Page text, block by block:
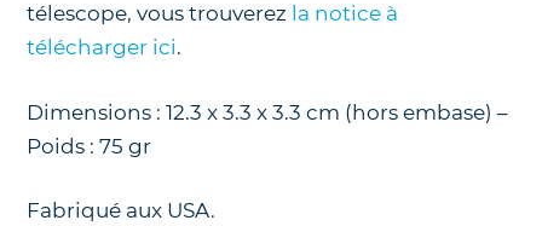
télescope, vous trouverez la notice à
télécharger ici.
Dimensions : 12.3 x 3.3 x 3.3 cm (hors embase) –
Poids : 75 gr
Fabriqué aux USA.